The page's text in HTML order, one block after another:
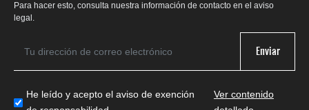
Para hacer esto, consulta nuestra información de contacto en el aviso
legal.
Enviar
He leído y acepto el aviso de exención
Ver contenido